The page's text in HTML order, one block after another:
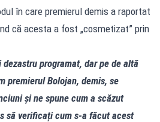
în care premierul demis a raportat
că acesta a fost „cosmetizat” prin
programat, dar pe de altă
premierul Bolojan, demis, se
și ne spune cum a scăzut
să verificați cum s-a făcut acest